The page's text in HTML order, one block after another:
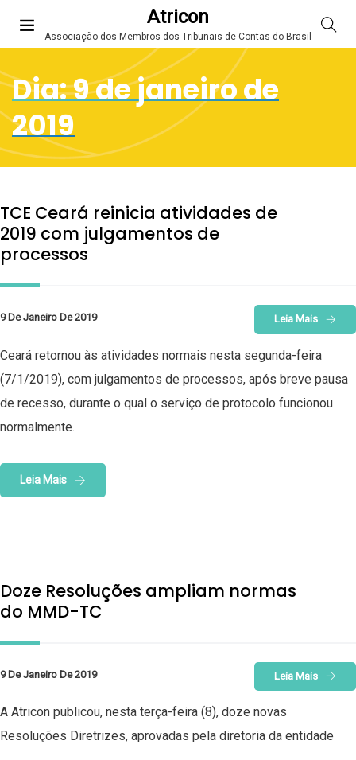
Atricon
Associação dos Membros dos Tribunais de Contas do Brasil
Dia:9 de janeiro de
2019
TCE Ceará reinicia atividades de
2019 com julgamentos de
processos
9 De Janeiro De 2019 Leia Mais
Ceará retornou às atividades normais nesta segunda-feira
(7/1/2019), com julgamentos de processos, após breve pausa
de recesso, durante o qual o serviço de protocolo funcionou
normalmente.
Leia Mais
Doze Resoluções ampliam normas
do MMD-TC
9 De Janeiro De 2019 Leia Mais
A Atricon publicou, nesta terça-feira (8), doze novas
Resoluções Diretrizes, aprovadas pela diretoria da entidade